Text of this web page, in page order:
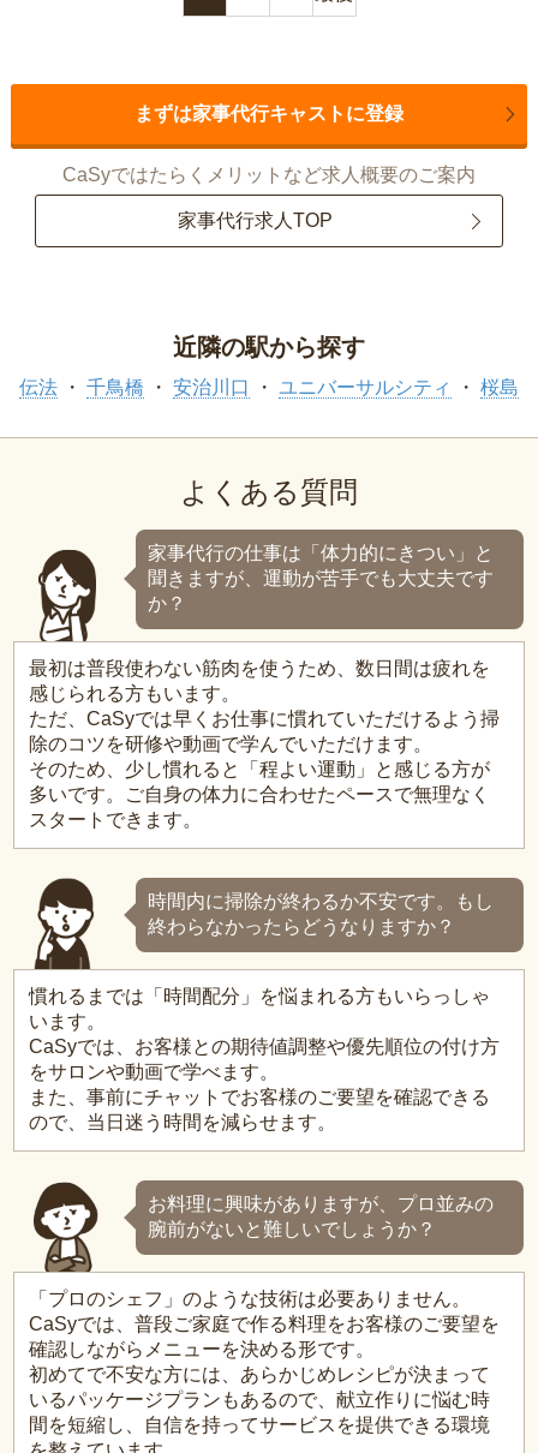
まずは家事代行キャストに登録
CaSyではたらくメリットなど求人概要のご案内
家事代行求人TOP
近隣の駅から探す
伝法 千鳥橋 安治川口 ユニバーサルシティ 桜島
よくある質問
家事代行の仕事は「体力的にきつい」と
聞きますが、運動が苦手でも大丈夫です
か？
最初は普段使わない筋肉を使うため、数日間は疲れを
感じられる方もいます。
ただ、CaSyでは早くお仕事に慣れていただけるよう掃
除のコツを研修や動画で学んでいただけます。
そのため、少し慣れると「程よい運動」と感じる方が
多いです。ご自身の体力に合わせたペースで無理なく
スタートできます。
時間内に掃除が終わるか不安です。もし
終わらなかったらどうなりますか？
慣れるまでは「時間配分」を悩まれる方もいらっしゃ
います。
CaSyでは、お客様との期待値調整や優先順位の付け方
をサロンや動画で学べます。
また、事前にチャットでお客様のご要望を確認できる
ので、当日迷う時間を減らせます。
お料理に興味がありますが、プロ並みの
腕前がないと難しいでしょうか？
「プロのシェフ」のような技術は必要ありません。
CaSyでは、普段ご家庭で作る料理をお客様のご要望を
確認しながらメニューを決める形です。
初めてで不安な方には、あらかじめレシピが決まって
いるパッケージプランもあるので、献立作りに悩む時
間を短縮し、自信を持ってサービスを提供できる環境